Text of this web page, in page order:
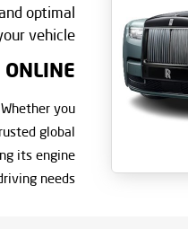
optimal
vehicle.
ONLINE
you
global
its engine
needs. .